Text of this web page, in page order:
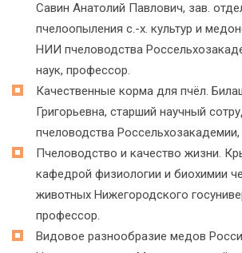
Савин Анатолий Павлович, зав.
пчелоопыления с.-х. культур и
НИИ пчеловодства
наук, профессор.
Качественные корма для пчёл.
Григорьевна, старший научный
пчеловодства Россельхозакадемии,
Пчеловодство и качество жизни.
кафедрой физиологии и биохимии
животных Нижегородского
профессор.
Видовое разнообразие медов